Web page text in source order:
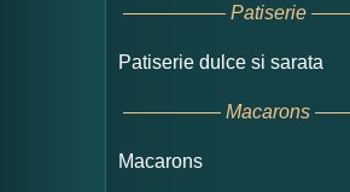
Patiserie
Patiserie dulce si sarata
Macarons
Macarons